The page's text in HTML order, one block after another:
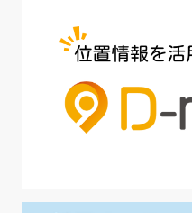
#魅力の伝え方
#採用オウンドメデ
#採用ピッチ資料
#第